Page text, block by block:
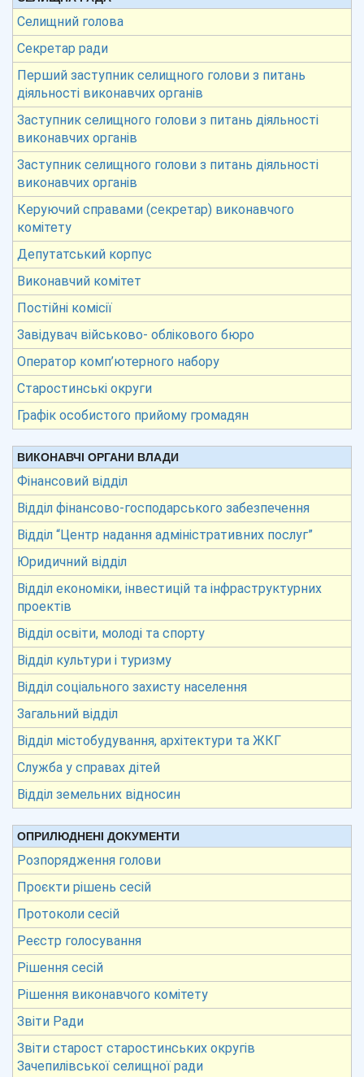
Селищний голова
Секретар ради
Перший заступник селищного голови з питань
діяльності виконавчих органів
Заступник селищного голови з питань діяльності
виконавчих органів
Заступник селищного голови з питань діяльності
виконавчих органів
Керуючий справами (секретар) виконавчого
комітету
Депутатський корпус
Виконавчий комітет
Постійні комісії
Завідувач військово- облікового бюро
Оператор комп’ютерного набору
Старостинські округи
Графік особистого прийому громадян
ВИКОНАВЧІ ОРГАНИ ВЛАДИ
Фінансовий відділ
Відділ фінансово-господарського забезпечення
Відділ “Центр надання адміністративних послуг”
Юридичний відділ
Відділ економіки, інвестицій та інфраструктурних
проектів
Відділ освіти, молоді та спорту
Відділ культури і туризму
Відділ соціального захисту населення
Загальний відділ
Відділ містобудування, архітектури та ЖКГ
Служба у справах дітей
Відділ земельних відносин
ОПРИЛЮДНЕНІ ДОКУМЕНТИ
Розпорядження голови
Проєкти рішень сесій
Протоколи сесій
Реєстр голосування
Рішення сесій
Рішення виконавчого комітету
Звіти Ради
Звіти старост старостинських округів
Зачепилівської селищної ради